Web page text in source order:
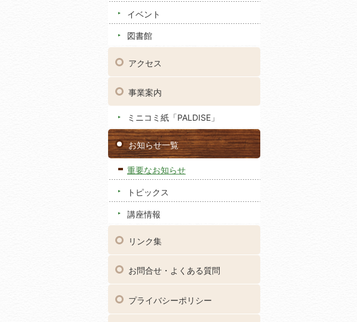
イベント
図書館
アクセス
事業案内
ミニコミ紙「PALDISE」
お知らせ一覧
重要なお知らせ
トピックス
講座情報
リンク集
お問合せ・よくある質問
プライバシーポリシー